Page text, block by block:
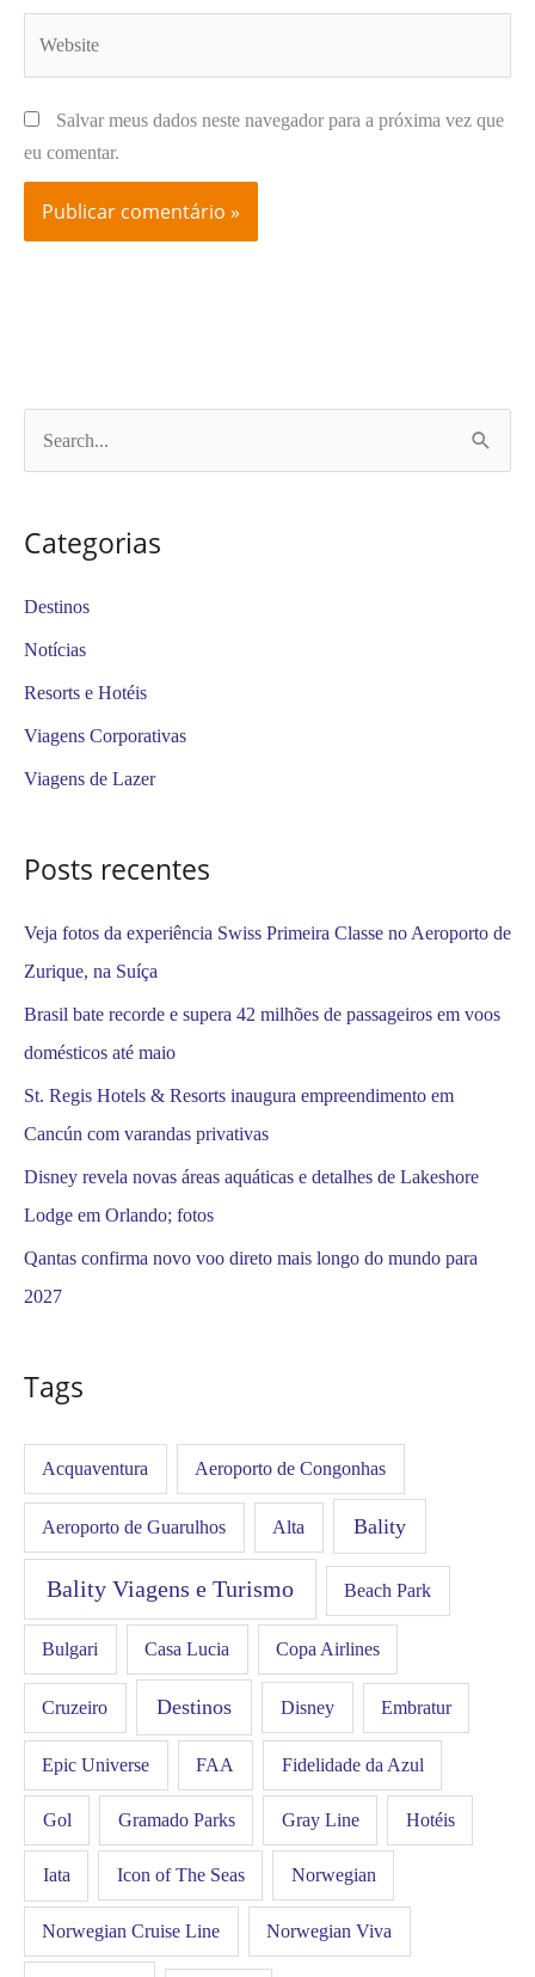
Salvar meus dados neste navegador para a próxima vez que
eu comentar.
q
u
i
p
r
Categorias
Destinos
Notícias
Resorts e Hotéis
Viagens Corporativas
Viagens de Lazer
Posts recentes
Veja fotos da experiência Swiss Primeira Classe no Aeroporto de
Zurique, na Suíça
Brasil bate recorde e supera 42 milhões de passageiros em voos
domésticos até maio
St. Regis Hotels & Resorts inaugura empreendimento em
Cancún com varandas privativas
Disney revela novas áreas aquáticas e detalhes de Lakeshore
Lodge em Orlando; fotos
Qantas confirma novo voo direto mais longo do mundo para
2027
Tags
Acquaventura Aeroporto de Congonhas
Aeroporto de Guarulhos Alta Bality
Bality Viagens e Turismo Beach Park
Bulgari Casa Lucia Copa Airlines
Cruzeiro Destinos Disney Embratur
Epic Universe FAA Fidelidade da Azul
Gol Gramado Parks Gray Line Hotéis
Iata Icon of The Seas Norwegian
Norwegian Cruise Line Norwegian Viva